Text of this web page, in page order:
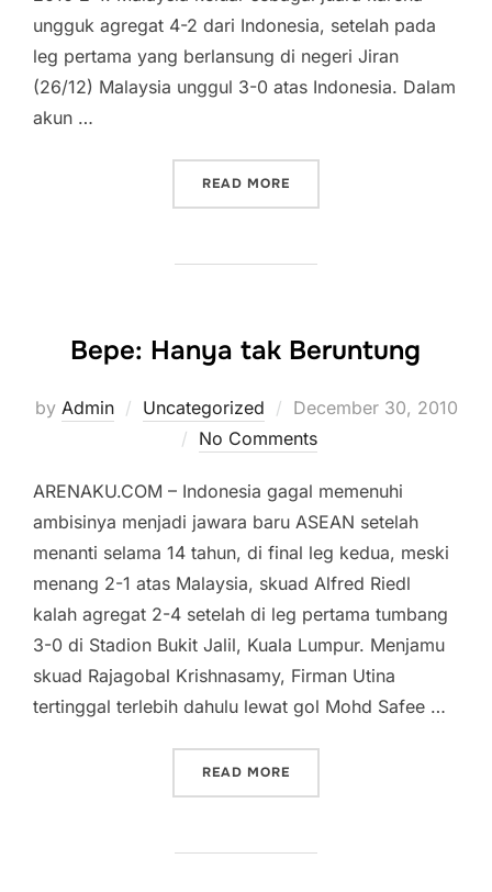
ungguk agregat 4-2 dari Indonesia, setelah pada
leg pertama yang berlansung di negeri Jiran
(26/12) Malaysia unggul 3-0 atas Indonesia. Dalam
akun …
READ MORE
Bepe: Hanya tak Beruntung
by Admin Uncategorized
Posted
on
December 30, 2010
No Comments
ARENAKU.COM – Indonesia gagal memenuhi
ambisinya menjadi jawara baru ASEAN setelah
menanti selama 14 tahun, di final leg kedua, meski
menang 2-1 atas Malaysia, skuad Alfred Riedl
kalah agregat 2-4 setelah di leg pertama tumbang
3-0 di Stadion Bukit Jalil, Kuala Lumpur. Menjamu
skuad Rajagobal Krishnasamy, Firman Utina
tertinggal terlebih dahulu lewat gol Mohd Safee …
READ MORE